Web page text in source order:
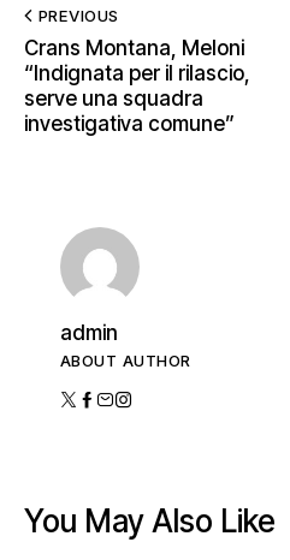
PREVIOUS
Crans Montana, Meloni
“Indignata per il rilascio,
serve una squadra
investigativa comune”
admin
ABOUT AUTHOR
You May Also Like